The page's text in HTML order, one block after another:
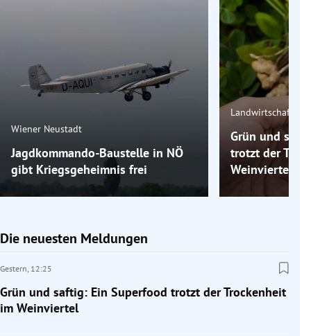
Wiener Neustadt
Jagdkommando-Baustelle in NÖ
gibt Kriegsgeheimnis frei
Landwirtschaft
Grün und
trotzt der
Weinviertel
Die neuesten Meldungen
Gestern, 12:25
Grün und saftig: Ein Superfood trotzt der Trockenheit
im Weinviertel